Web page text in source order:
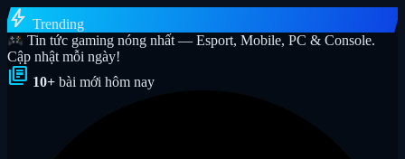
bolt Trending
Tin tức gaming nóng nhất — Esport, Mobile, PC & Console.
Cập nhật mỗi ngày!
library_books 10+ bài mới hôm nay